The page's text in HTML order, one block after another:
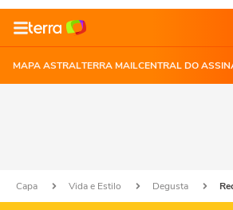
MAPA ASTRALTERRA MAILCENTRAL DO
Capa Vida e Estilo Degusta